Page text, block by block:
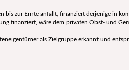
zur Ernte anfällt, finanziert derjenige in
finanziert, wäre dem privaten Obst- und
als Zielgruppe erkannt und